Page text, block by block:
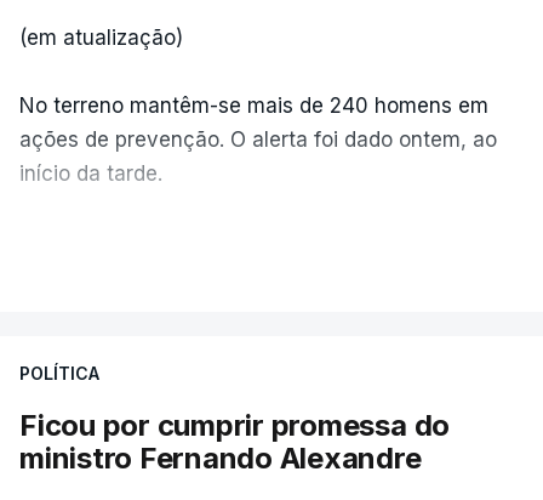
(em atualização)
No terreno mantêm-se mais de 240 homens em
ações de prevenção. O alerta foi dado ontem, ao
início da tarde.
POLÍTICA
Ficou por cumprir promessa do
ministro Fernando Alexandre